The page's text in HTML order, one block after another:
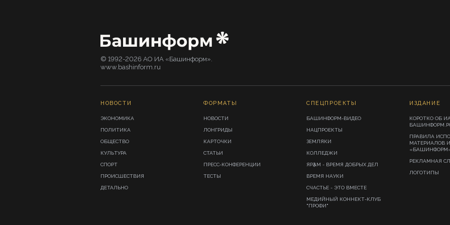
© 1992-2026 АО ИА «Башинформ».
www.bashinform.ru
НОВОСТИ
ЭКОНОМИКА
ПОЛИТИКА
ОБЩЕСТВО
КУЛЬТУРА
СПОРТ
ПРОИСШЕСТВИЯ
ДЕТАЛЬНО
ФОРМАТЫ
НОВОСТИ
ЛОНГРИДЫ
КАРТОЧКИ
СТАТЬИ
ПРЕСС-КОНФЕРЕНЦИИ
ТЕСТЫ
СПЕЦПРОЕКТЫ
БАШИНФОРМ-ВИДЕО
НАЦПРОЕКТЫ
ЗЕМЛЯКИ
КОЛЛЕДЖИ
ЯРҘАМ - ВРЕМЯ ДОБРЫХ ДЕЛ
ВРЕМЯ НАУКИ
СЧАСТЬЕ - ЭТО ВМЕСТЕ
МЕДИЙНЫЙ КОННЕКТ-КЛУБ
"ПРОФИ"
ИЗДАНИЕ
КОРОТКО ОБ
ПРАВИЛА
МАТЕРИАЛОВ
РЕКЛАМНАЯ
ЛОГОТИПЫ